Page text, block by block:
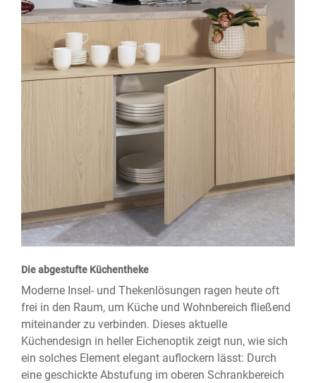
Die abgestufte Küchentheke
Moderne Insel- und Thekenlösungen ragen heute oft
frei in den Raum, um Küche und Wohnbereich fließend
miteinander zu verbinden. Dieses aktuelle
Küchendesign in heller Eichenoptik zeigt nun, wie sich
ein solches Element elegant auflockern lässt: Durch
eine geschickte Abstufung im oberen Schrankbereich